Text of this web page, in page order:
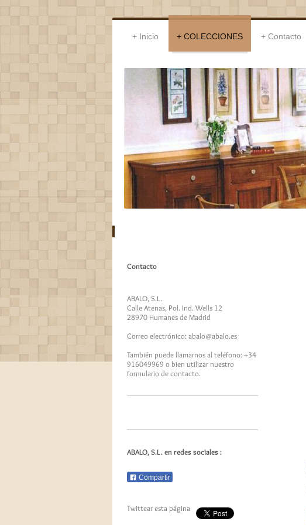
Inicio COLECCIONES Contacto
Contacto
ABALO, S.L.
Calle Atenas, Pol. Ind. Wells 12
28970 Humanes de Madrid
Correo electrónico: abalo@abalo.es
También puede llamarnos al teléfono: +34
916049969 o bien utilizar nuestro
formulario de contacto.
ABALO, S.L.en redes sociales :
Compartir
Twittear esta página